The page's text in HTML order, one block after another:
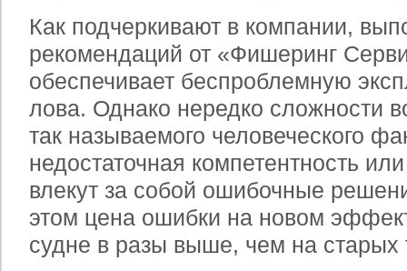
Как подчеркивают в компании,
рекомендаций от «Фишеринг
обеспечивает беспроблемную
лова. Однако нередко сложности
так называемого человеческого
недостаточная компетентность
влекут за собой ошибочные
этом цена ошибки на новом
судне в разы выше, чем на старых